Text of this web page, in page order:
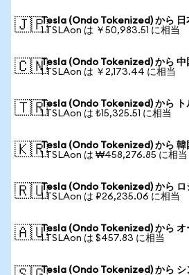
🇯🇵Tesla (Ondo Tokenized) から 日
1 TSLAon は ￥50,983.51 に相当
🇨🇳Tesla (Ondo Tokenized) から 中
1 TSLAon は ￥2,173.44 に相当
🇹🇷Tesla (Ondo Tokenized) から ト
1 TSLAon は ₺15,325.51 に相当
🇰🇷Tesla (Ondo Tokenized) から 韓
1 TSLAon は ₩458,276.85 に相当
🇷🇺Tesla (Ondo Tokenized) から ロ
1 TSLAon は ₽26,235.06 に相当
🇦🇺Tesla (Ondo Tokenized) から オ
1 TSLAon は $457.83 に相当
Tesla (Ondo Tokenized) から シ